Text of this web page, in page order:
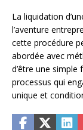
La liquidation
l’aventure
cette procédure
abordée avec
d’être une simple
processus qui
unique et